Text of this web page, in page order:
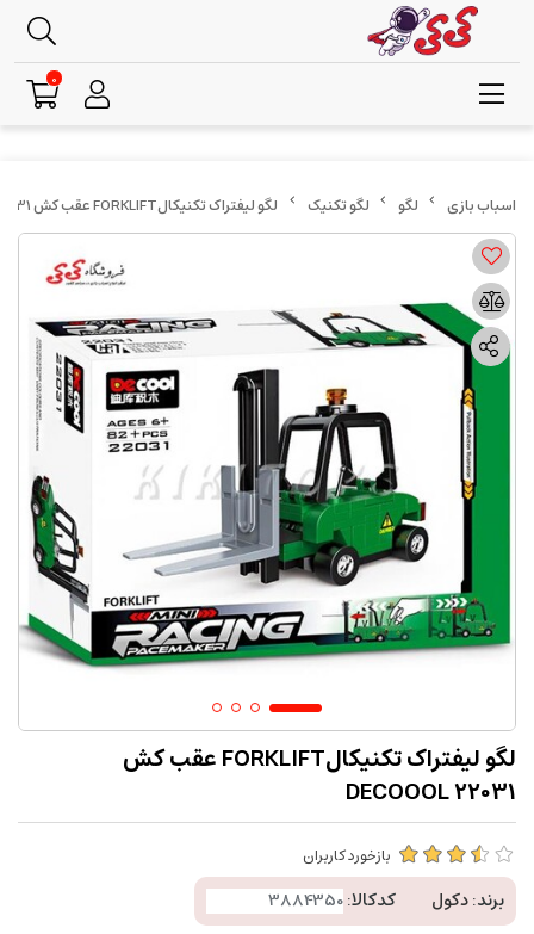
لگو لگو تکنیک لگو لیفتراک تکنیکالFORKLIFT عقب کش DECOOOL 22031
لگو لیفتراک تکنیکالFORKLIFT عقب کش
DECOOOL 22031
بازخورد کاربران
برند:دکول کدکالا:
0